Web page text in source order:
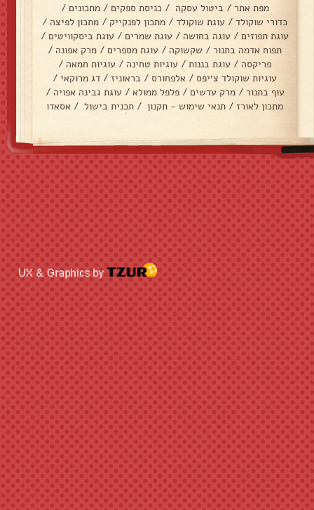
מפת אתר / ביטול עסקה / כניסת ספקים / מתכונים /
כדורי שוקולד / עוגת שוקולד / מתכון לפנקייק / מתכון לפיצה /
עוגת תפוזים / עוגה בחושה / עוגת שמרים / עוגת ביסקוויטים /
תפוח אדמה בתנור / שקשוקה / עוגת מספרים / מרק אפונה /
פריקסה / עוגת בננות / עוגיות טחינה / עוגיות חמאה /
עוגיות שוקולד צ׳יפס / אלפחורס / בראוניז / דג מרוקאי /
עוף בתנור / מרק עדשים / פלפל ממולא / עוגת גבינה אפויה /
מתכון לאורז / תנאי שימוש - תקנון / תכנית בישול / אסאדו